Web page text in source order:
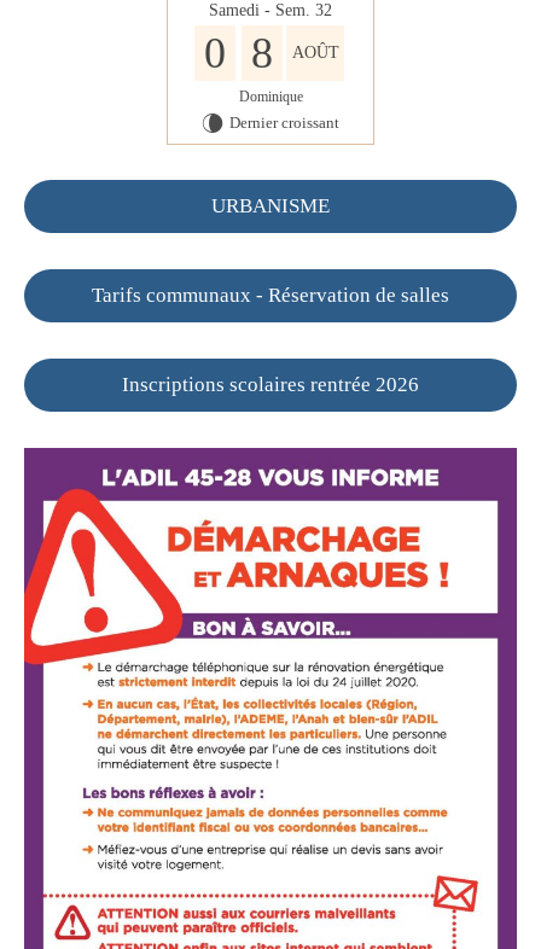
Samedi - Sem. 32
0 8 AOÛT
Dominique
V Dernier croissant
URBANISME
Tarifs communaux - Réservation de salles
Inscriptions scolaires rentrée 2026